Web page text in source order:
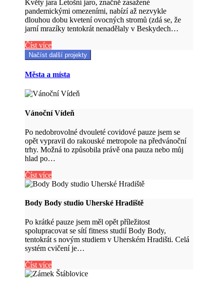
Květy jara Letošní jaro, značně zasažené
pandemickými omezeními, nabízí až nezvykle
dlouhou dobu kvetení ovocných stromů (zdá se, že
jarní mrazíky tentokrát nenadělaly v Beskydech…
Číst více
Načíst další projekty
Města a místa
Vánoční Vídeň
Po nedobrovolné dvouleté covidové pauze jsem se
opět vypravil do rakouské metropole na předvánoční
trhy. Možná to způsobila právě ona pauza nebo můj
hlad po…
Číst více
Body Body studio Uherské Hradiště
Po krátké pauze jsem měl opět příležitost
spolupracovat se sítí fitness studií Body Body,
tentokrát s novým studiem v Uherském Hradišti. Celá
systém cvičení je…
Číst více